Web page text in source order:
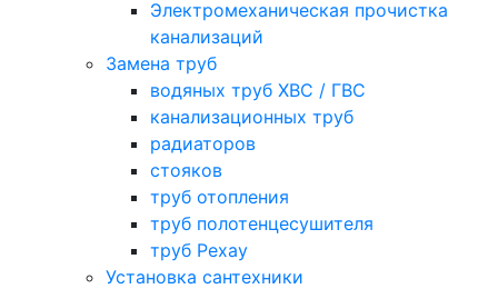
Электромеханическая прочистка
канализаций
Замена труб
водяных труб ХВС / ГВС
канализационных труб
радиаторов
стояков
труб отопления
труб полотенцесушителя
труб Рехау
Установка сантехники